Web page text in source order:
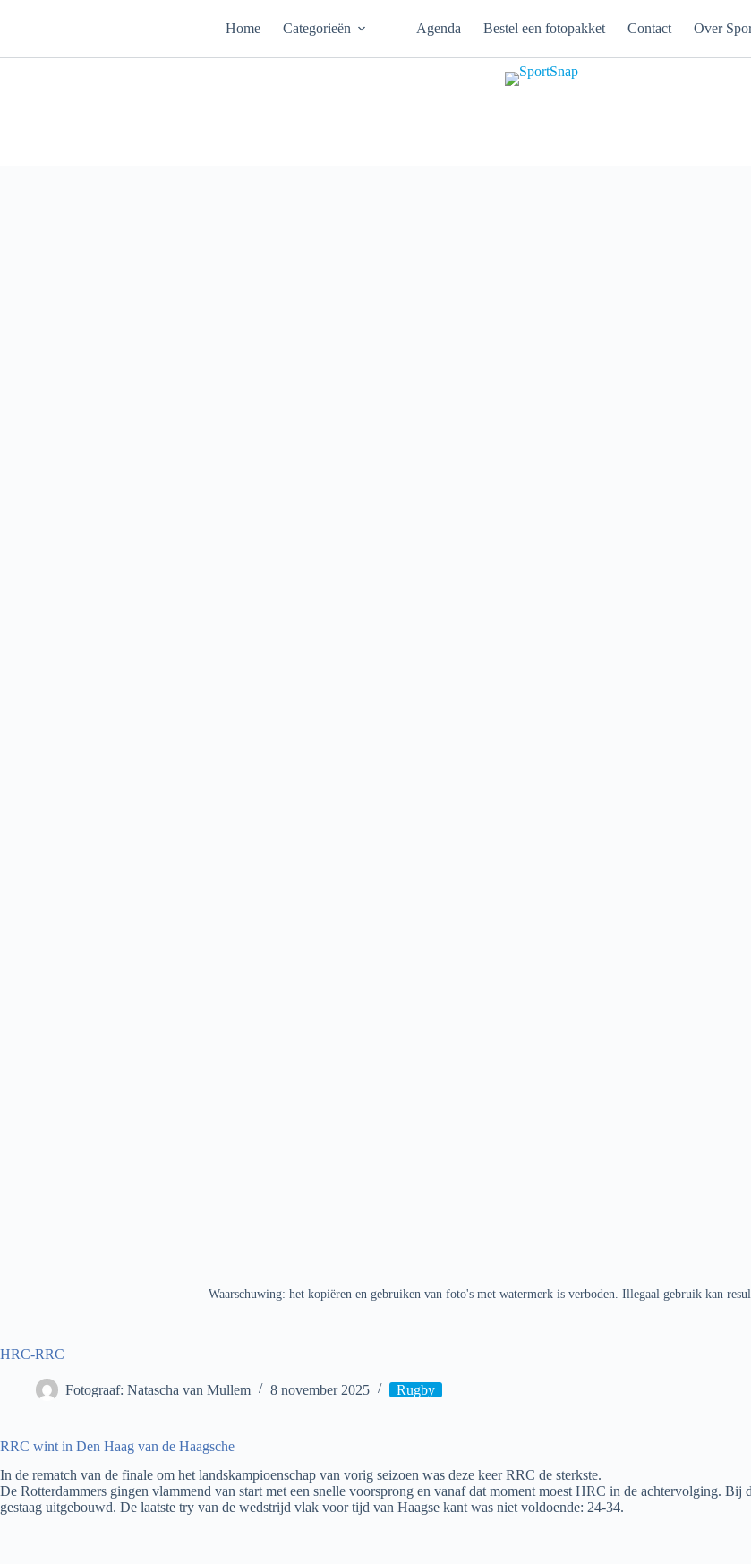
inhoud
Home Categorieën Agenda Bestel een fotopakket Contact Over
Waarschuwing: het kopiëren en gebruiken van foto's met watermerk is verboden. Illegaal gebruik kan
HRC-RRC
Fotograaf: Natascha van Mullem 8 november 2025 Rugby
RRC wint in Den Haag van de Haagsche
In de rematch van de finale om het landskampioenschap van vorig seizoen was deze keer RRC de sterkste.
De Rotterdammers gingen vlammend van start met een snelle voorsprong en vanaf dat moment moest HRC in de achtervolging.
gestaag uitgebouwd. De laatste try van de wedstrijd vlak voor tijd van Haagse kant was niet voldoende: 24-34.